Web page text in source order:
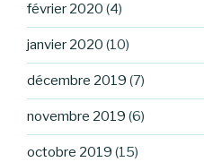
février 2020 (4)
janvier 2020 (10)
décembre 2019 (7)
novembre 2019 (6)
octobre 2019 (15)